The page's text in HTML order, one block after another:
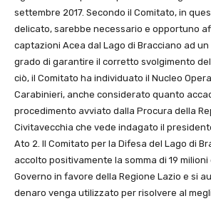
settembre 2017. Secondo il Comitato, in
delicato, sarebbe necessario e opportuno
captazioni Acea dal Lago di Bracciano ad
grado di garantire il corretto svolgimento
ciò, il Comitato ha individuato il Nucleo
Carabinieri, anche considerato quanto
procedimento avviato dalla Procura della
Civitavecchia che vede indagato il
Ato 2. Il Comitato per la Difesa del Lago di
accolto positivamente la somma di 19
Governo in favore della Regione Lazio e si
denaro venga utilizzato per risolvere al